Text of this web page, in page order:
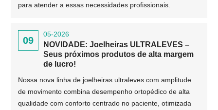
para atender a essas necessidades profissionais.
09
05-2026
NOVIDADE: Joelheiras ULTRALEVES –
Seus próximos produtos de alta margem
de lucro!
Nossa nova linha de joelheiras ultraleves com amplitude
de movimento combina desempenho ortopédico de alta
qualidade com conforto centrado no paciente, otimizada